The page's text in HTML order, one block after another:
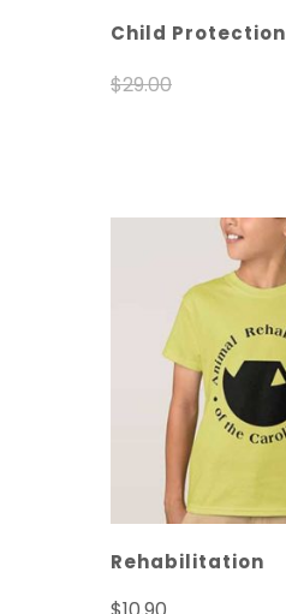
Child Protection
$29.00
Rehabilitation